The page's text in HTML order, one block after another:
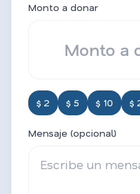
Monto a donar
$ 2 $ 5 $ 10 $
Mensaje (opcional)